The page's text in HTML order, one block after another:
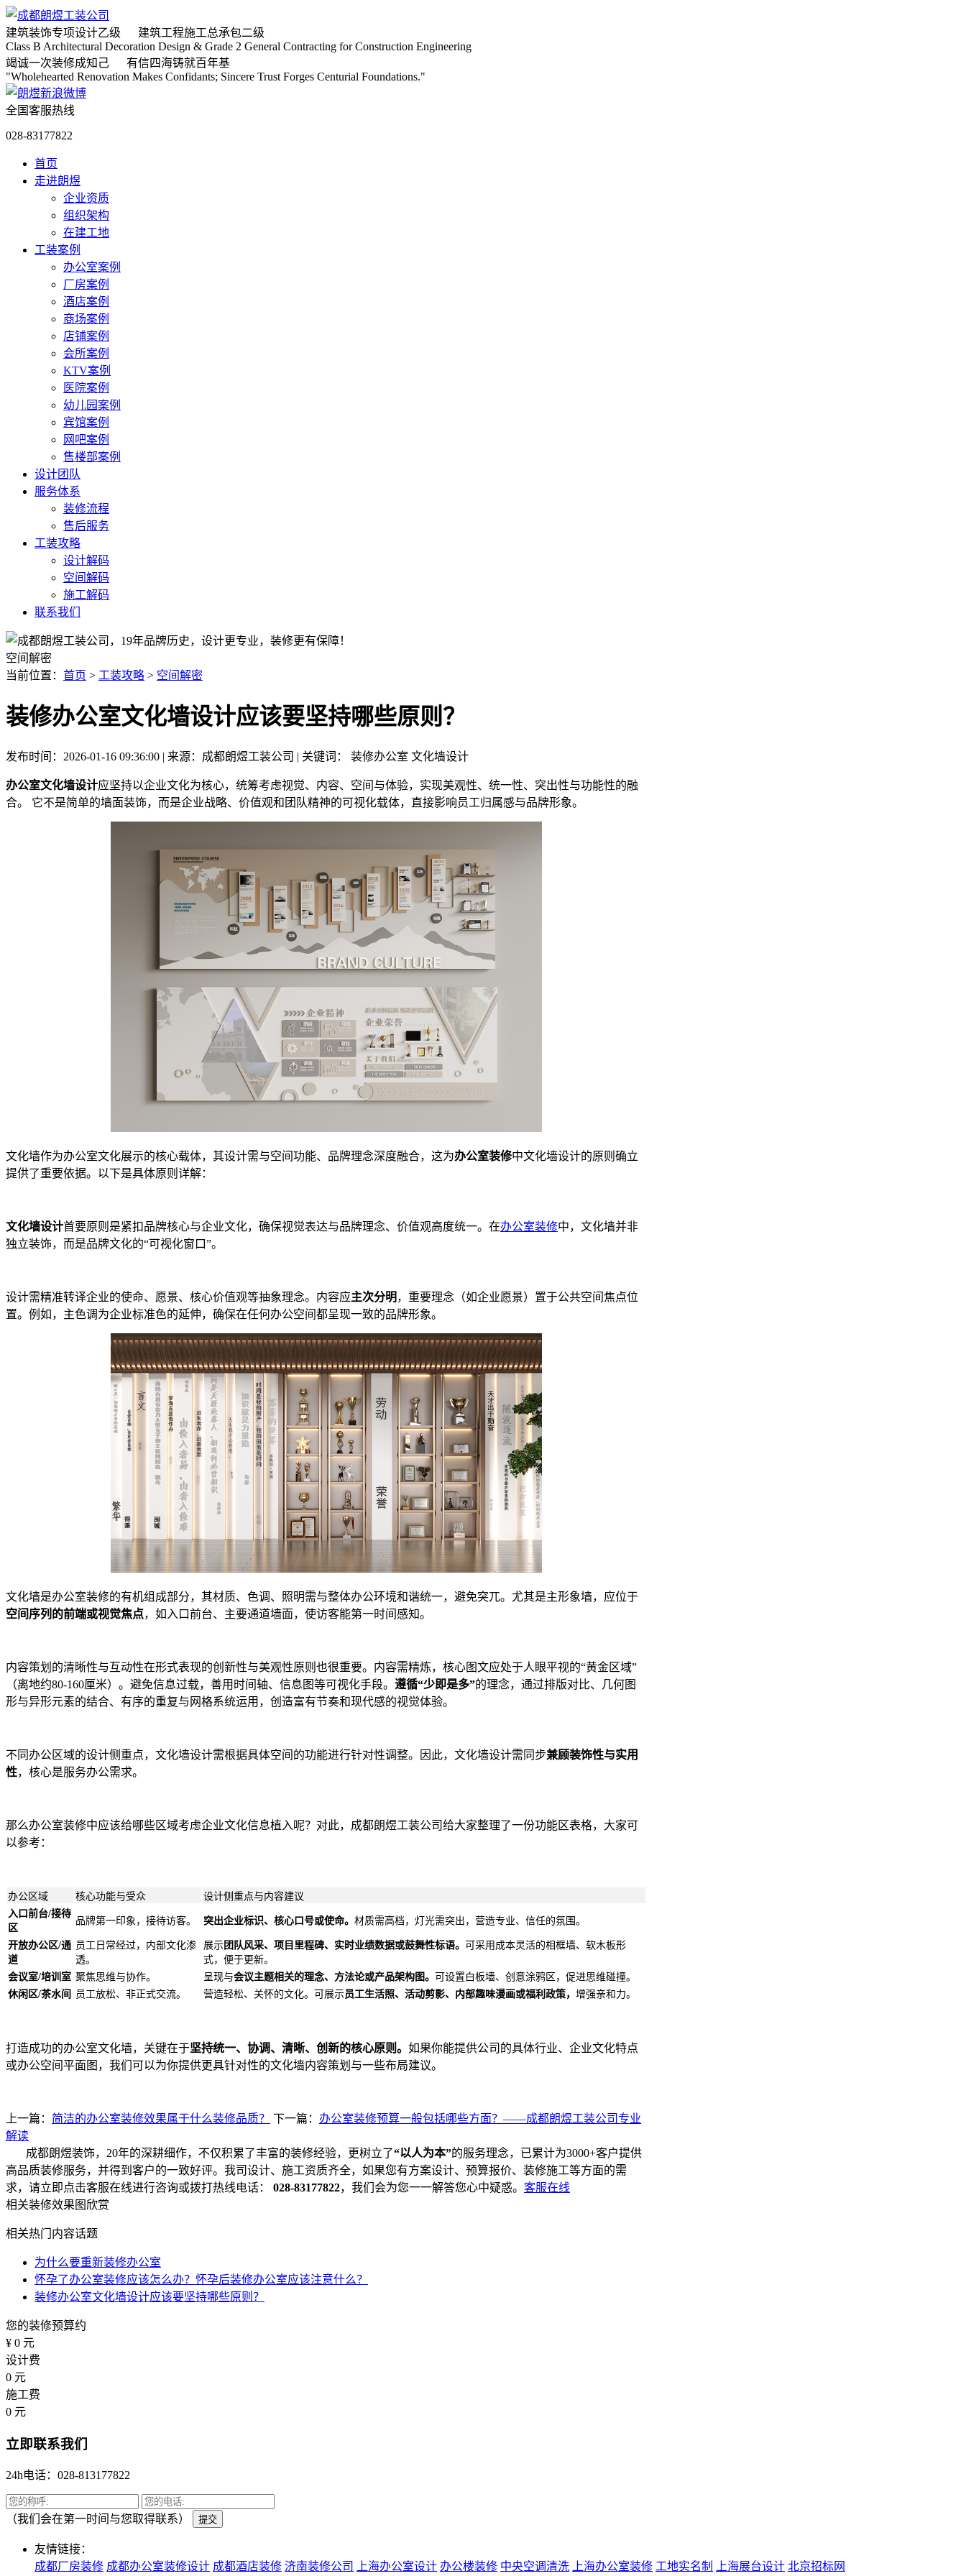
建筑装饰专项设计乙级 建筑工程施工总承包二级
Class B Architectural Decoration Design & Grade 2 General Contracting for Construction Engineering
竭诚一次装修成知己 有信四海铸就百年基
"Wholehearted Renovation Makes Confidants; Sincere Trust Forges Centurial Foundations."
全国客服热线
028-83177822
首页
走进朗煜
企业资质
组织架构
在建工地
工装案例
办公室案例
厂房案例
酒店案例
商场案例
店铺案例
会所案例
KTV案例
医院案例
幼儿园案例
宾馆案例
网吧案例
售楼部案例
设计团队
服务体系
装修流程
售后服务
工装攻略
设计解码
空间解码
施工解码
联系我们
空间解密
当前位置： 首页 > 工装攻略 > 空间解密
装修办公室文化墙设计应该要坚持哪些原则？
发布时间：2026-01-16 09:36:00 | 来源：成都朗煜工装公司 | 关键词： 装修办公室 文化墙设计
办公室文化墙设计应坚持以企业文化为核心，统筹考虑视觉、内容、空间与体验，实现美观性、统一性、突出性与功能性的融
合。 它不是简单的墙面装饰，而是企业战略、价值观和团队精神的可视化载体，直接影响员工归属感与品牌形象。
文化墙作为办公室文化展示的核心载体，其设计需与空间功能、品牌理念深度融合，这为办公室装修中文化墙设计的原则确立
提供了重要依据。以下是具体原则详解：
文化墙设计首要原则是紧扣品牌核心与企业文化，确保视觉表达与品牌理念、价值观高度统一。在办公室装修中，文化墙并非
独立装饰，而是品牌文化的“可视化窗口”。
设计需精准转译企业的使命、愿景、核心价值观等抽象理念。内容应主次分明 ，重要理念（如企业愿景）置于公共空间焦点位
置。例如，主色调为企业标准色的延伸，确保在任何办公空间都呈现一致的品牌形象。
文化墙是办公室装修的有机组成部分，其材质、色调、照明需与整体办公环境和谐统一，避免突兀。尤其是主形象墙，应位于
空间序列的前端或视觉焦点，如入口前台、主要通道墙面，使访客能第一时间感知。
内容策划的清晰性与互动性在形式表现的创新性与美观性原则也很重要。内容需精炼，核心图文应处于人眼平视的“黄金区域”
（离地约80-160厘米）。避免信息过载，善用时间轴、信息图等可视化手段。 遵循“少即是多”的理念，通过排版对比、几何图
形与异形元素的结合、有序的重复与网格系统运用，创造富有节奏和现代感的视觉体验。
不同办公区域的设计侧重点，文化墙设计需根据具体空间的功能进行针对性调整。因此，文化墙设计需同步兼顾装饰性与实用
性，核心是服务办公需求。
那么办公室装修中应该给哪些区域考虑企业文化信息植入呢？对此，成都朗煜工装公司给大家整理了一份功能区表格，大家可
以参考：
办公区域 核心功能与受众
设计侧重点与内容建议
入口前台/接待
区
品牌第一印象，接待访客。 突出企业标识、核心口号或使命。 材质需高档，灯光需突出，营造专业、信任的氛围。
开放办公区/通
道
员工日常经过，内部文化渗
透。
展示 团队风采、项目里程碑、实时业绩数据或鼓舞性标语。
可采用成本灵活的相框墙、软木板形
式，便于更新。
会议室/培训室 聚焦思维与协作。 呈现与会议主题相关的理念、方法论或产品架构图。
可设置白板墙、创意涂鸦区，促进思维碰撞。
休闲区/茶水间
员工放松、非正式交流。 营造轻松、关怀的文化。可展示员工生活照、活动剪影、内部趣味漫画或福利政策， 增强亲和力。
打造成功的办公室文化墙，关键在于坚持统一、协调、清晰、创新的核心原则。 如果你能提供公司的具体行业、企业文化特点
或办公空间平面图，我们可以为你提供更具针对性的文化墙内容策划与一些布局建议。
上一篇： 简洁的办公室装修效果属于什么装修品质？ 下一篇： 办公室装修预算一般包括哪些方面？——成都朗煜工装公司专业
解读
成都朗煜装饰，20年的深耕细作，不仅积累了丰富的装修经验，更树立了“以人为本”的服务理念，已累计为3000+客户提供
高品质装修服务，并得到客户的一致好评。我司设计、施工资质齐全，如果您有方案设计、预算报价、装修施工等方面的需
求，请立即点击客服在线进行咨询或拨打热线电话：
028-83177822，我们会为您一一解答您心中疑惑。 客服在线
相关装修效果图欣赏
相关热门内容话题
为什么要重新装修办公室
怀孕了办公室装修应该怎么办？怀孕后装修办公室应该注意什么？
装修办公室文化墙设计应该要坚持哪些原则？
您的装修预算约
¥ 0 元
设计费
0 元
施工费
0 元
立即联系我们
24h电话：028-813177822
（我们会在第一时间与您取得联系） 提交
友情链接：
成都厂房装修 成都办公室装修设计 成都酒店装修 济南装修公司 上海办公室设计 办公楼装修 中央空调清洗 上海办公室装修 工地实名制 上海展台设计 北京招标网